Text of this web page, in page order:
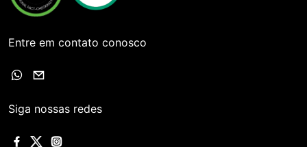
Entre em contato conosco
Siga nossas redes